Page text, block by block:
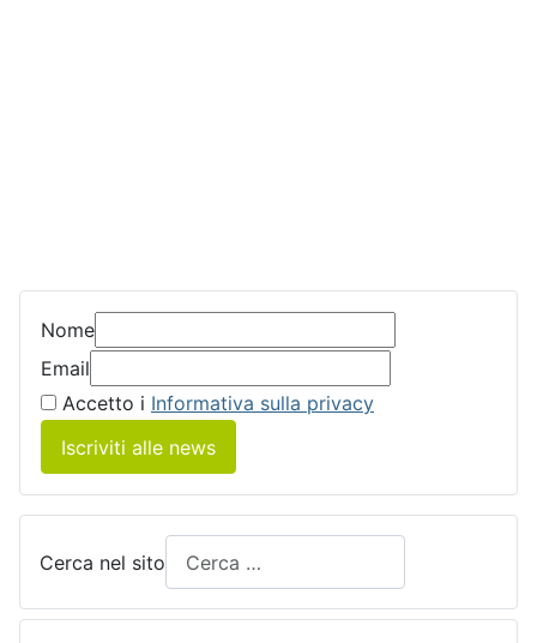
Nome
Email
Accetto i Informativa sulla privacy
Iscriviti alle news
Cerca nel sito